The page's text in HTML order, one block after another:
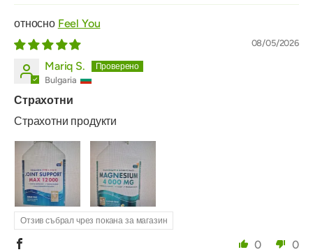
Feel You
08/05/2026
Mariq S.
Bulgaria
Страхотни
Страхотни продукти
Отзив събрал чрез покана за магазин
0 0